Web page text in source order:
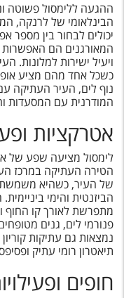
הרגע האחרון
חבילות בריאות וספא
טיסות לחו"ל
מלונות בחו"ל
Русский
קרוז
מגזין אשת
שירות לקוחות
טופס צור קשר
תקנון
ההגעה ללימסול פשוטה
הבינלאומי של לרנקה,
יכולים לבחור בין מספר
המאורגנים הם האפשרות
ויעיל ישירות למלונות.
כשכל אחד מהם מציע
נוף לים, העיר העתיקה
המודרנית עם המסעדות
אטרקציות
לימסול מציעה שפע של
הטירה העתיקה במרכז
של העיר, כשהיא משמשת
הביזנטית והימי
מתפרשת לאורך קו החוף
פנורמי לים, גנים
נמצאות גם עתיקות
תיאטרון רומי עתיק
חופים